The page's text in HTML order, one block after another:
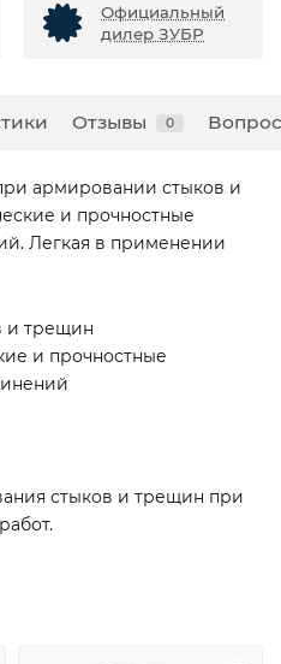
Официальный
дилер ЗУБР
Отзывы 0
армировании стыков и
и прочностные
Легкая в применении
и трещин
и прочностные
стыков и трещин при